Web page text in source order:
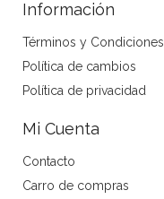
Información
Términos y Condiciones
Política de cambios
Política de privacidad
Mi Cuenta
Contacto
Carro de compras